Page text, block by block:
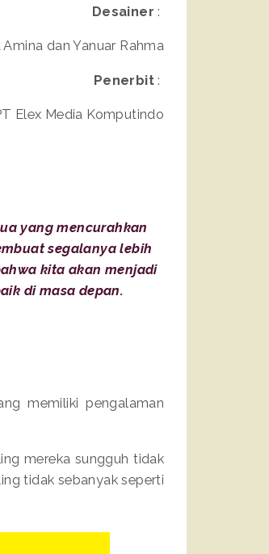
Desainer :
Amina dan Yanuar Rahma
Penerbit :
Elex Media Komputindo
yang mencurahkan
segalanya lebih
kita akan menjadi
di masa depan.
memiliki pengalaman
mereka sungguh tidak
tidak sebanyak seperti